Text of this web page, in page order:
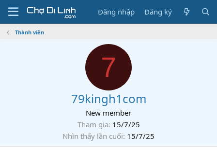
Đăng nhập Đăng ký
Thành viên
7
79kingh1com
New member
Tham gia 15/7/25
Nhìn thấy lần cuối 15/7/25